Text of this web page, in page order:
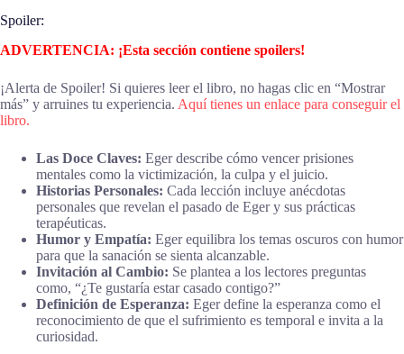
Spoiler:
ADVERTENCIA: ¡Esta sección contiene spoilers!
¡Alerta de Spoiler! Si quieres leer el libro, no hagas clic en “Mostrar
más” y arruines tu experiencia. Aquí tienes un enlace para conseguir el
libro.
Las Doce Claves: Eger describe cómo vencer prisiones
mentales como la victimización, la culpa y el juicio.
Historias Personales: Cada lección incluye anécdotas
personales que revelan el pasado de Eger y sus prácticas
terapéuticas.
Humor y Empatía: Eger equilibra los temas oscuros con humor
para que la sanación se sienta alcanzable.
Invitación al Cambio: Se plantea a los lectores preguntas
como, “¿Te gustaría estar casado contigo?”
Definición de Esperanza: Eger define la esperanza como el
reconocimiento de que el sufrimiento es temporal e invita a la
curiosidad.